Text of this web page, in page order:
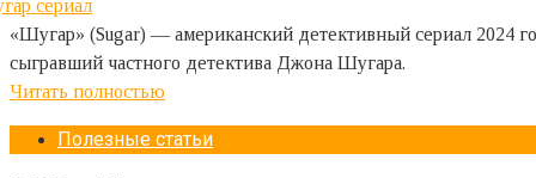
«Шугар» (Sugar) — американский детективный сериал 2024
сыгравший частного детектива Джона Шугара.
Читать полностью
Полезные статьи